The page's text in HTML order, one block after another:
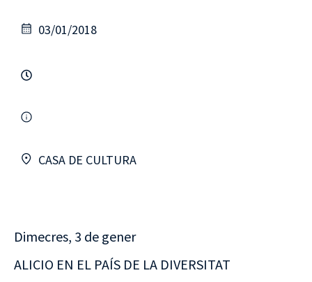
03/01/2018
CASA DE CULTURA
Dimecres, 3 de gener
ALICIO EN EL PAÍS DE LA DIVERSITAT